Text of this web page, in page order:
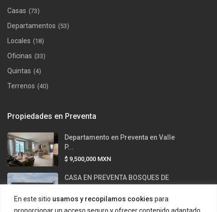
En este sitio usamos y recopilamos cookies para
proporcionar un acceso seguro y ofrecer contenido adaptado
Casas (73)
Departamentos (53)
Locales (18)
Oficinas (33)
Quintas (4)
Terrenos (40)
Propiedades en Preventa
Departamento en Preventa en Valle
P...
$ 9,500,000 MXN
CASA EN PREVENTA BOSQUES DE
$ 12,500,000MXN